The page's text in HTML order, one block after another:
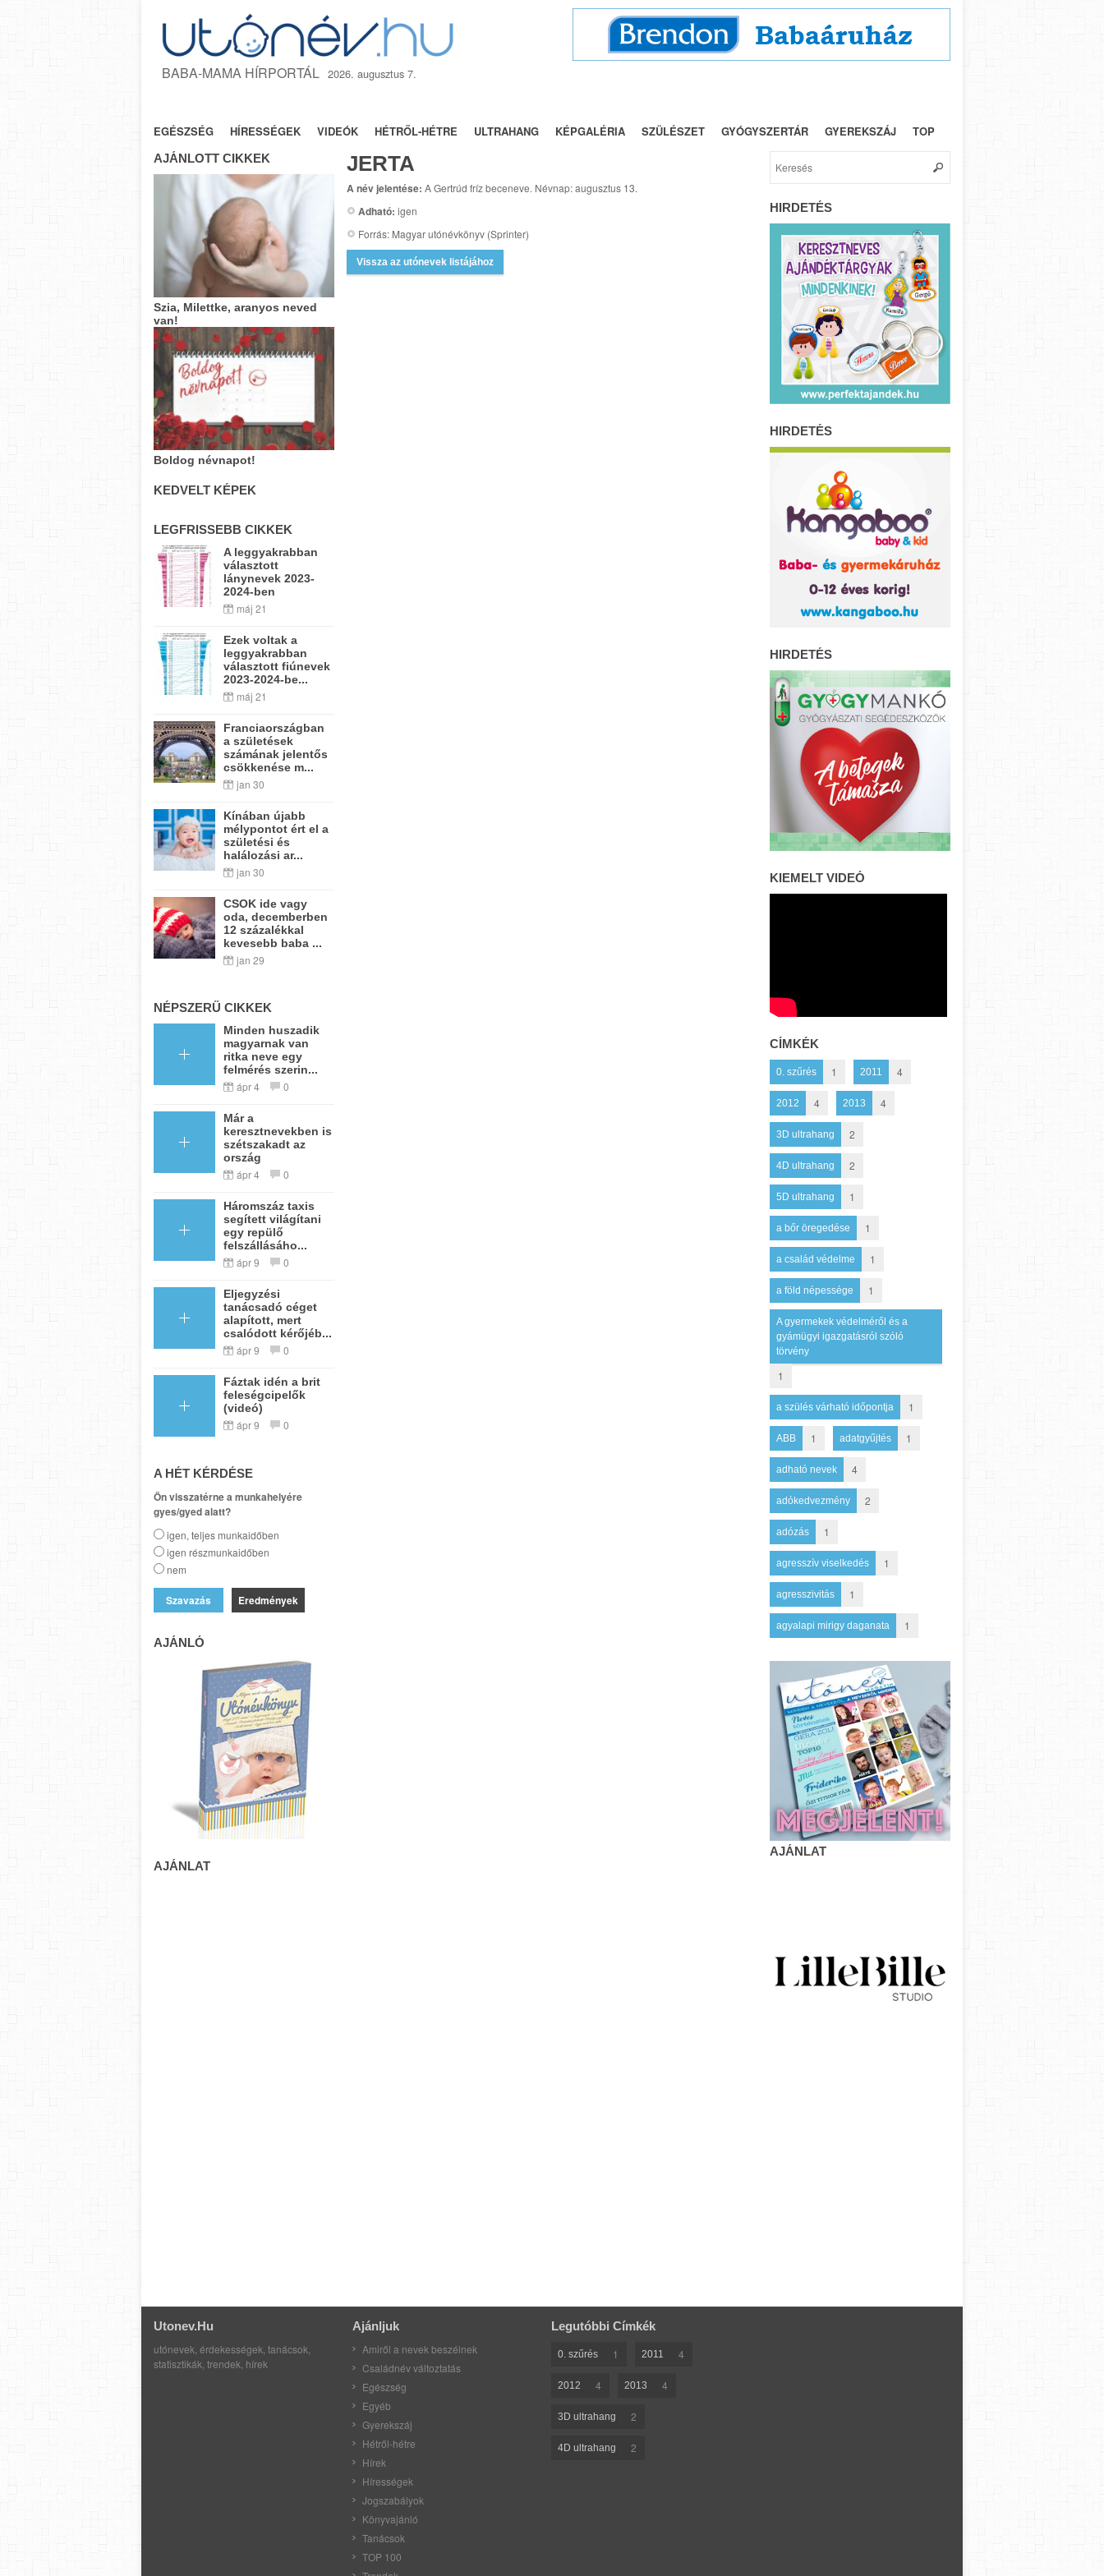
BABA-MAMA HÍRPORTÁL 2026. augusztus 7.
EGÉSZSÉG HÍRESSÉGEK VIDEÓK HÉTRŐL-HÉTRE ULTRAHANG KÉPGALÉRIA SZÜLÉSZET GYÓGYSZERTÁR GYEREKSZÁJ TOP
JERTA
A név jelentése: A Gertrúd fríz beceneve. Névnap: augusztus 13.
Adható: igen
Forrás: Magyar utónévkönyv (Sprinter)
Vissza az utónevek listájához
AJÁNLOTT CIKKEK
Szia, Milettke, aranyos neved
van!
Boldog névnapot!
KEDVELT KÉPEK
LEGFRISSEBB CIKKEK
A leggyakrabban
választott
lánynevek 2023-
2024-ben
máj 21
Ezek voltak a
leggyakrabban
választott fiúnevek
2023-2024-be...
máj 21
Franciaországban
a születések
számának jelentős
csökkenése m...
jan 30
Kínában újabb
mélypontot ért el a
születési és
halálozási ar...
jan 30
CSOK ide vagy
oda, decemberben
12 százalékkal
kevesebb baba ...
jan 29
NÉPSZERŰ CIKKEK
Minden huszadik
magyarnak van
ritka neve egy
felmérés szerin...
ápr 4 0
Már a
keresztnevekben is
szétszakadt az
ország
ápr 4 0
Háromszáz taxis
segített világítani
egy repülő
felszállásáho...
ápr 9 0
Eljegyzési
tanácsadó céget
alapított, mert
csalódott kérőjéb...
ápr 9 0
Fáztak idén a brit
feleségcipelők
(videó)
ápr 9 0
A HÉT KÉRDÉSE
Ön visszatérne a munkahelyére
gyes/gyed alatt?
igen, teljes munkaidőben
igen részmunkaidőben
nem
Eredmények
AJÁNLÓ
AJÁNLAT
HIRDETÉS
HIRDETÉS
HIRDETÉS
KIEMELT VIDEÓ
CÍMKÉK
0. szűrés 1 2011 4
2012 4 2013 4
3D ultrahang 2
4D ultrahang 2
5D ultrahang 1
a bőr öregedése 1
a család védelme 1
a föld népessége 1
A gyermekek védelméről és a
gyámügyi igazgatásról szóló
törvény
1
a szülés várható időpontja 1
ABB 1 adatgyűjtés 1
adható nevek 4
adókedvezmény 2
adózás 1
agresszív viselkedés 1
agresszivitás 1
agyalapi mirigy daganata 1
AJÁNLAT
Utonev.hu
utónevek, érdekességek, tanácsok,
statisztikák, trendek, hírek
Ajánljuk
Amiről a nevek beszélnek
Családnév változtatás
Egészség
Egyéb
Gyerekszáj
Hétről-hétre
Hírek
Hírességek
Jogszabályok
Könyvajánló
Tanácsok
TOP 100
Legutóbbi Címkék
0. szűrés 1 2011 4
2012 4 2013 4
3D ultrahang 2
4D ultrahang 2